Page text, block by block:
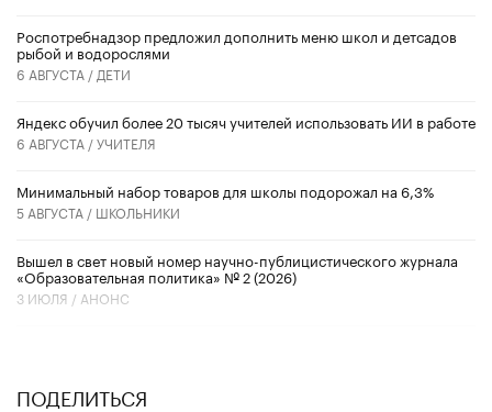
Роспотребнадзор предложил дополнить меню школ и детсадов
рыбой и водорослями
6 АВГУСТА / ДЕТИ
​Яндекс обучил более 20 тысяч учителей использовать ИИ в работе
6 АВГУСТА /УЧИТЕЛЯ
Минимальный набор товаров для школы подорожал на 6,3%
5 АВГУСТА / ШКОЛЬНИКИ
Вышел в свет новый номер научно-публицистического журнала
«Образовательная политика» № 2 (2026)
3 ИЮЛЯ / АНОНС
ПОДЕЛИТЬСЯ